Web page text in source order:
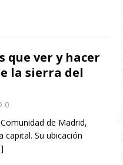
que ver y hacer
la sierra del
0
de Madrid,
Su ubicación